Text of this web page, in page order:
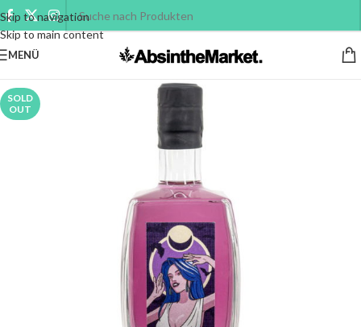
Skip to navigation
Skip to main content
MENÜ
SOLD
OUT